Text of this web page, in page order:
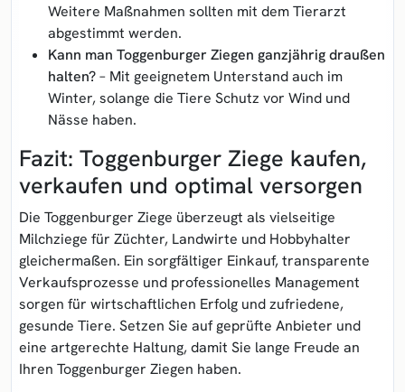
Weitere Maßnahmen sollten mit dem Tierarzt
abgestimmt werden.
Kann man Toggenburger Ziegen ganzjährig draußen
halten?– Mit geeignetem Unterstand auch im
Winter, solange die Tiere Schutz vor Wind und
Nässe haben.
Fazit: Toggenburger Ziege kaufen,
verkaufen und optimal versorgen
Die Toggenburger Ziege überzeugt als vielseitige
Milchziege für Züchter, Landwirte und Hobbyhalter
gleichermaßen. Ein sorgfältiger Einkauf, transparente
Verkaufsprozesse und professionelles Management
sorgen für wirtschaftlichen Erfolg und zufriedene,
gesunde Tiere. Setzen Sie auf geprüfte Anbieter und
eine artgerechte Haltung, damit Sie lange Freude an
Ihren Toggenburger Ziegen haben.